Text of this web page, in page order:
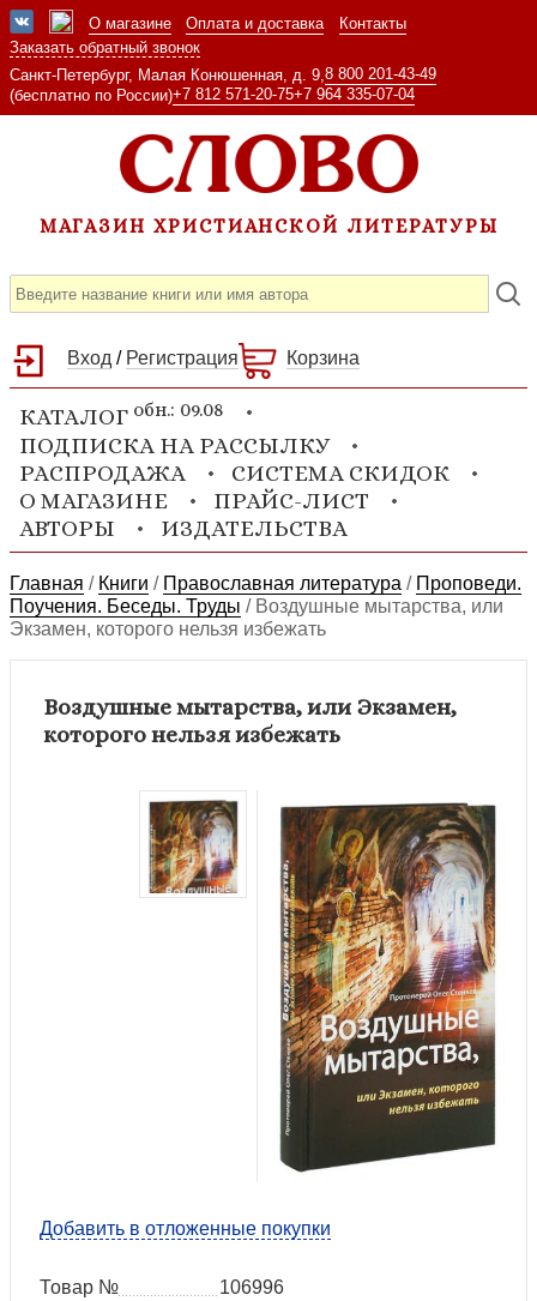
О магазине Оплата и доставка
Контакты
Заказать обратный звонок
Санкт-Петербург, Малая Конюшенная, д. 9, 8 800 201-43-49
(бесплатно по России)+7 812 571-20-75+7 964 335-07-04
МАГАЗИН ХРИСТИАНСКОЙ ЛИТЕРАТУРЫ
Вход / Регистрация Корзина
КАТАЛОГ обн.: 09.08
ПОДПИСКА НА РАССЫЛКУ
РАСПРОДАЖА
СИСТЕМА СКИДОК
О МАГАЗИНЕ
ПРАЙС-ЛИСТ
АВТОРЫ
ИЗДАТЕЛЬСТВА
Главная / Книги / Православная литература / Проповеди.
Поучения. Беседы. Труды / Воздушные мытарства, или
Экзамен, которого нельзя избежать
Воздушные мытарства, или Экзамен,
которого нельзя избежать
Добавить в отложенные покупки
Товар №
106996